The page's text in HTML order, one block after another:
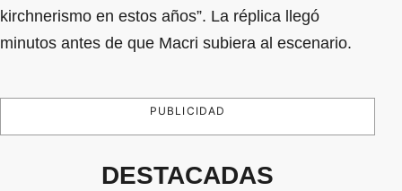
kirchnerismo en estos años”. La réplica llegó
minutos antes de que Macri subiera al escenario.
PUBLICIDAD
DESTACADAS